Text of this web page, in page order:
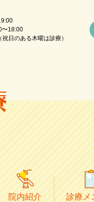
〜18:00
日のある木曜は診療）
根管治療
院内紹介 診療メ